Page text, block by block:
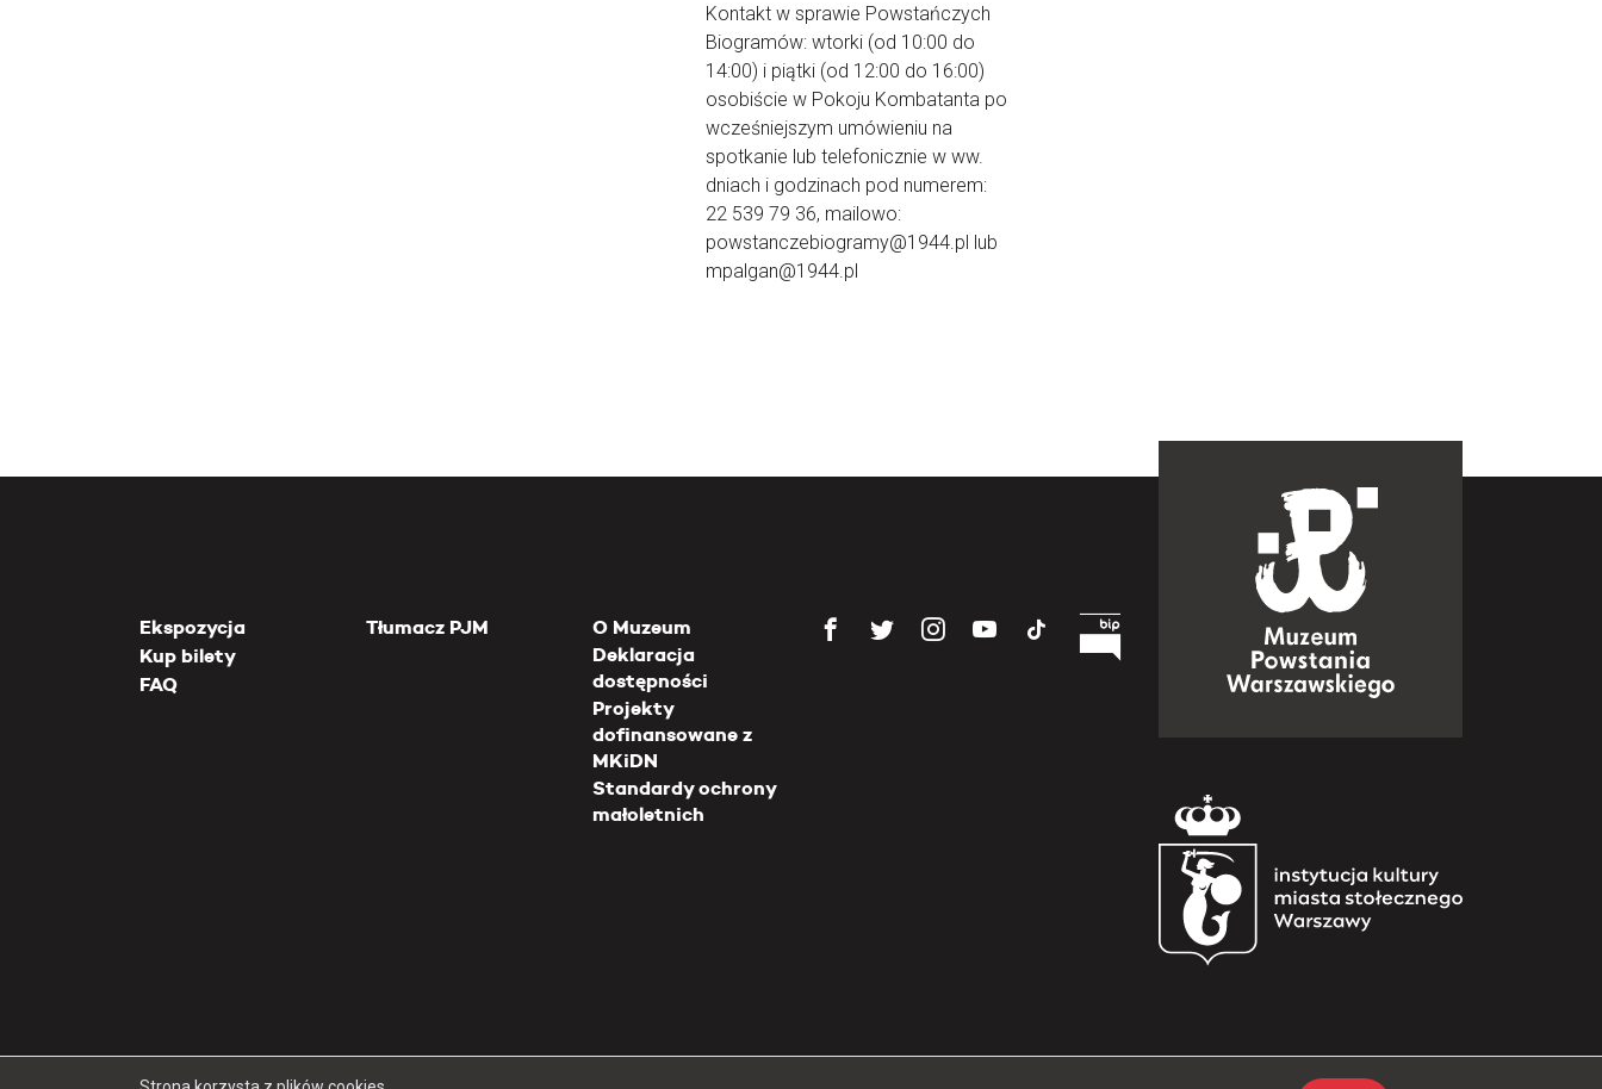
Kontakt w sprawie Powstańczych
Biogramów: wtorki (od 10:00 do
14:00) i piątki (od 12:00 do 16:00)
osobiście w Pokoju Kombatanta po
wcześniejszym umówieniu na
spotkanie lub telefonicznie w ww.
dniach i godzinach pod numerem:
22 539 79 36, mailowo:
powstanczebiogramy@1944.pl lub
mpalgan@1944.pl
Ekspozycja
Kup bilety
FAQ
Tłumacz PJM
O Muzeum
Deklaracja
dostępności
Projekty
dofinansowane z
MKiDN
Standardy ochrony
małoletnich